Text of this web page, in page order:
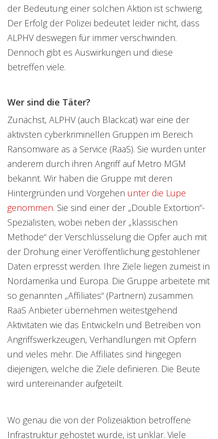
der Bedeutung einer solchen Aktion ist schwierig.
Der Erfolg der Polizei bedeutet leider nicht, dass
ALPHV deswegen für immer verschwinden.
Dennoch gibt es Auswirkungen und diese
betreffen viele.
Wer sind die Täter?
Zunächst, ALPHV (auch Blackcat) war eine der
aktivsten cyberkriminellen Gruppen im Bereich
Ransomware as a Service (RaaS). Sie wurden unter
anderem durch ihren Angriff auf Metro MGM
bekannt. Wir haben die Gruppe mit deren
Hintergründen und Vorgehen unter die Lupe
genommen. Sie sind einer der „Double Extortion“-
Spezialisten, wobei neben der „klassischen
Methode“ der Verschlüsselung die Opfer auch mit
der Drohung einer Veröffentlichung gestohlener
Daten erpresst werden. Ihre Ziele liegen zumeist in
Nordamerika und Europa. Die Gruppe arbeitete mit
so genannten „Affiliates“ (Partnern) zusammen.
RaaS Anbieter übernehmen weitestgehend
Aktivitäten wie das Entwickeln und Betreiben von
Angriffswerkzeugen, Verhandlungen mit Opfern
und vieles mehr. Die Affiliates sind hingegen
diejenigen, welche die Ziele definieren. Die Beute
wird untereinander aufgeteilt.
Wo genau die von der Polizeiaktion betroffene
Infrastruktur gehostet wurde, ist unklar. Viele